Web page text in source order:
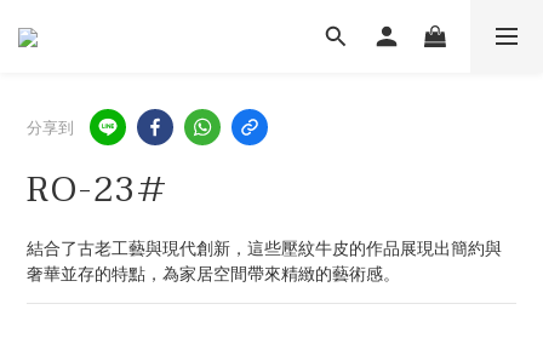
分享到
RO-23#
結合了古老工藝與現代創新，這些壓紋牛皮的作品展現出簡約與
奢華並存的特點，為家居空間帶來精緻的藝術感。